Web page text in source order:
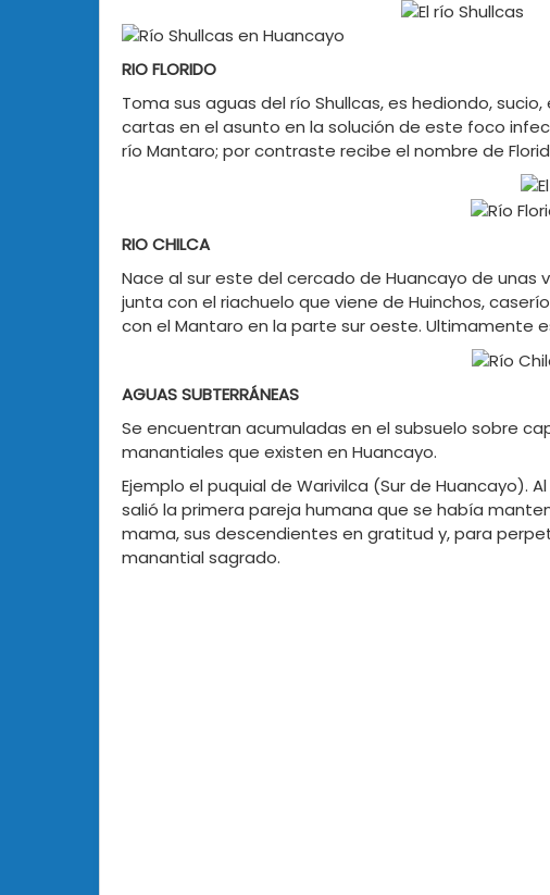
RIO FLORIDO
Toma sus aguas del río Shullcas, es hediondo,
cartas en el asunto en la solución de este foco
río Mantaro; por contraste recibe el nombre de
RIO CHILCA
Nace al sur este del cercado de Huancayo de
junta con el riachuelo que viene de Huinchos,
con el Mantaro en la parte sur oeste. Ultimamente
AGUAS SUBTERRÁNEAS
Se encuentran acumuladas en el subsuelo sobre
manantiales que existen en Huancayo.
Ejemplo el puquial de Warivilca (Sur de
salió la primera pareja humana que se había
mama, sus descendientes en gratitud y, para
manantial sagrado.